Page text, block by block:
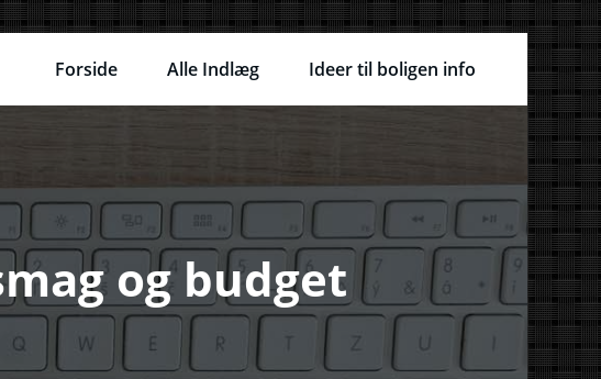
Forside Alle Indlæg Ideer til boligen info
og budget